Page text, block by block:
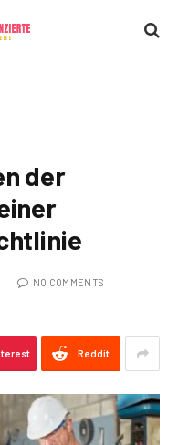
der
NO COMMENTS
Reddit